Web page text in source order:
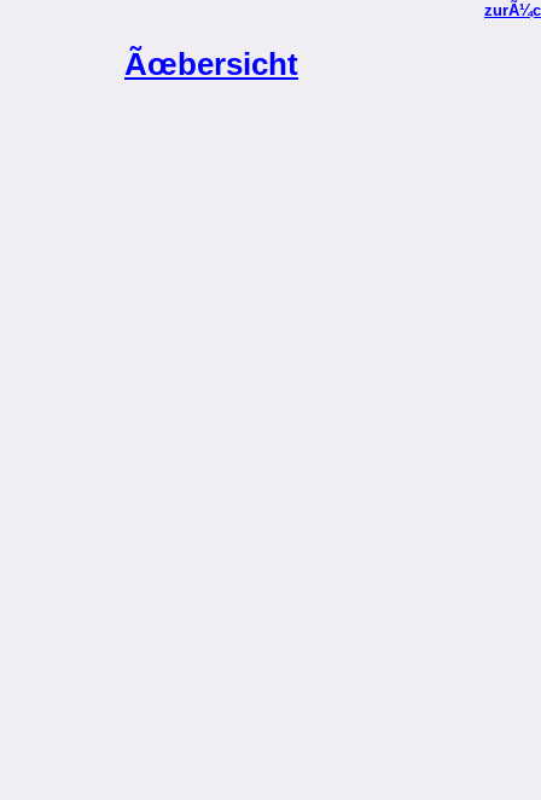
Ãœbersicht